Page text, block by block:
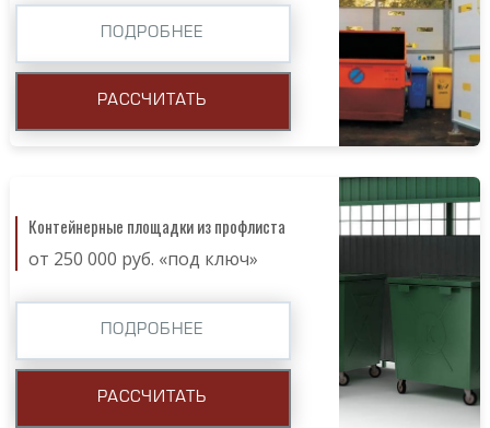
ПОДРОБНЕЕ
РАССЧИТАТЬ
Контейнерные площадки из профлиста
от 250 000 руб. «под ключ»
ПОДРОБНЕЕ
РАССЧИТАТЬ